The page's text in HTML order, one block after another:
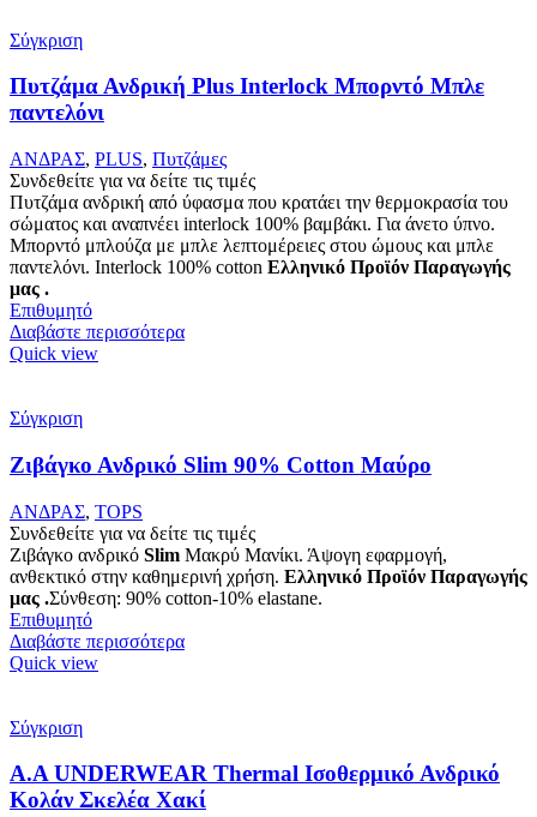
Σύγκριση
Πυτζάμα Ανδρική Plus Interlock Μπορντό Μπλε
παντελόνι
ΑΝΔΡΑΣ, PLUS, Πυτζάμες
Συνδεθείτε για να δείτε τις τιμές
Πυτζάμα ανδρική από ύφασμα που κρατάει την θερμοκρασία του
σώματος και αναπνέει interlock 100% βαμβάκι. Για άνετο ύπνο.
Μπορντό μπλούζα με μπλε λεπτομέρειες στου ώμους και μπλε
παντελόνι. Interlock 100% cotton Ελληνικό Προϊόν Παραγωγής
μας .
Επιθυμητό
Διαβάστε περισσότερα
Quick view
Σύγκριση
Ζιβάγκο Ανδρικό Slim 90% Cotton Μαύρο
ΑΝΔΡΑΣ, TOPS
Συνδεθείτε για να δείτε τις τιμές
Ζιβάγκο ανδρικό Slim Μακρύ Μανίκι. Άψογη εφαρμογή,
ανθεκτικό στην καθημερινή χρήση. Ελληνικό Προϊόν Παραγωγής
μας .Σύνθεση: 90% cotton-10% elastane.
Επιθυμητό
Διαβάστε περισσότερα
Quick view
Σύγκριση
Α.A UNDERWEAR Thermal Ισοθερμικό Ανδρικό
Κολάν Σκελέα Χακί